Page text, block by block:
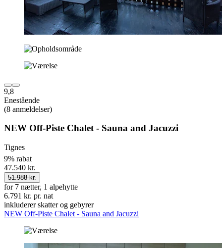
9,8
Enestående
(8 anmeldelser)
NEW Off-Piste Chalet - Sauna and Jacuzzi
Tignes
9% rabat
47.540 kr.
51.988 kr.
for 7 nætter, 1 alpehytte
6.791 kr. pr. nat
inkluderer skatter og gebyrer
NEW Off-Piste Chalet - Sauna and Jacuzzi